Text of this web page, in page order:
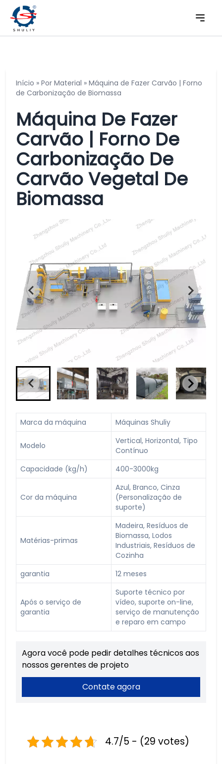
Início » Por Material » Máquina de Fazer Carvão | Forno
de Carbonização de Biomassa
Máquina De Fazer
Carvão | Forno De
Carbonização De
Carvão Vegetal De
Biomassa
Marca da máquina Máquinas Shuliy
Modelo
Vertical, Horizontal, Tipo
Contínuo
Capacidade (kg/h)
400-3000kg
Cor da máquina
Azul, Branco, Cinza
(Personalização de
suporte)
Matérias-primas
Madeira, Resíduos de
Biomassa, Lodos
Industriais, Resíduos de
Cozinha
garantia
12 meses
Após o serviço de
garantia
Suporte técnico por
vídeo, suporte on-line,
serviço de manutenção
e reparo em campo
Agora você pode pedir detalhes técnicos aos
nossos gerentes de projeto
Contate agora
4.7/5 - (29 votes)